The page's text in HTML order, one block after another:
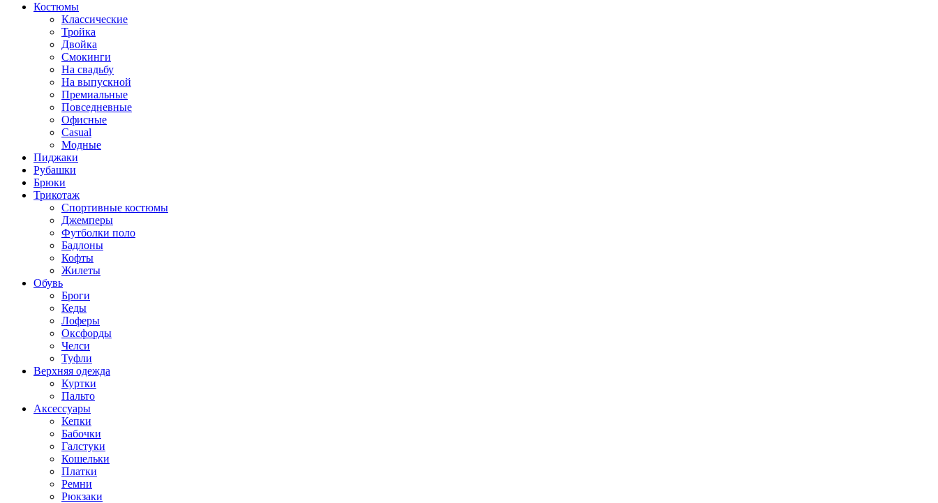
Костюмы
Классические
Тройка
Двойка
Смокинги
На свадьбу
На выпускной
Премиальные
Повседневные
Офисные
Casual
Модные
Пиджаки
Рубашки
Брюки
Трикотаж
Спортивные костюмы
Джемперы
Футболки поло
Бадлоны
Кофты
Жилеты
Обувь
Броги
Кеды
Лоферы
Оксфорды
Челси
Туфли
Верхняя одежда
Куртки
Пальто
Аксессуары
Кепки
Бабочки
Галстуки
Кошельки
Платки
Ремни
Рюкзаки